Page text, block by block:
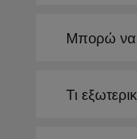
Μπορώ να
Τι